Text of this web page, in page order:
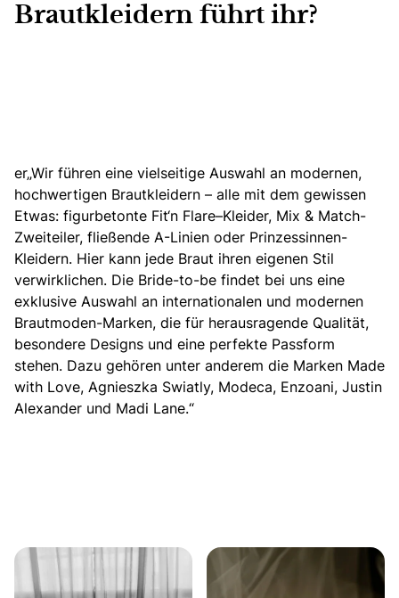
Brautkleidern führt ihr?
er„Wir führen eine vielseitige Auswahl an modernen,
hochwertigen Brautkleidern – alle mit dem gewissen
Etwas: figurbetonte Fit‘n Flare–Kleider, Mix & Match-
Zweiteiler, fließende A-Linien oder Prinzessinnen-
Kleidern. Hier kann jede Braut ihren eigenen Stil
verwirklichen. Die Bride-to-be findet bei uns eine
exklusive Auswahl an internationalen und modernen
Brautmoden-Marken, die für herausragende Qualität,
besondere Designs und eine perfekte Passform
stehen. Dazu gehören unter anderem die Marken Made
with Love, Agnieszka Swiatly, Modeca, Enzoani, Justin
Alexander und Madi Lane.“